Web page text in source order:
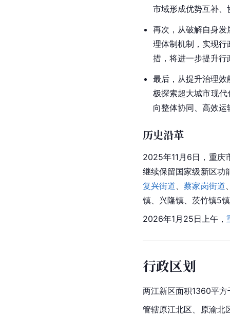
市域形成优势互补
再次，从破解自身
理体制机制，实现
措，将进一步提升
最后，从提升治理
极探索超大城市现
向整体协同、高效
历史沿革
2025年11月6日，重庆
继续保留国家级新区功
复兴街道 、蔡家岗街道
镇、兴隆镇、茨竹镇5
2026年1月25日上午，
行政区划
两江新区面积1360平方
管辖原江北区、原渝北